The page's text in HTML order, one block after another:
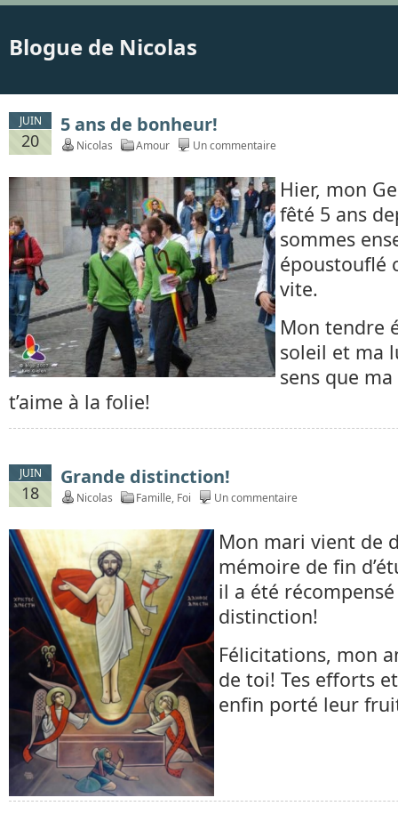
Blogue de Nicolas
JUIN
20
5 ans de bonheur!
Nicolas Amour Un commentaire
Hier, mon
fêté 5 ans
sommes
époustouflé
vite.
Mon tendre
soleil et ma
sens que ma
t’aime à la folie!
JUIN
18
Grande distinction!
Nicolas Famille, Foi Un commentaire
Mon mari vient de
mémoire de fin
il a été
distinction!
Félicitations, mon
de toi! Tes efforts
enfin porté leur